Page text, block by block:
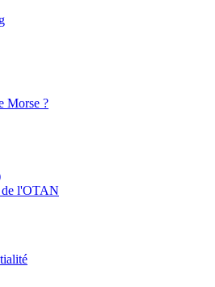
Morse ?
de l'OTAN